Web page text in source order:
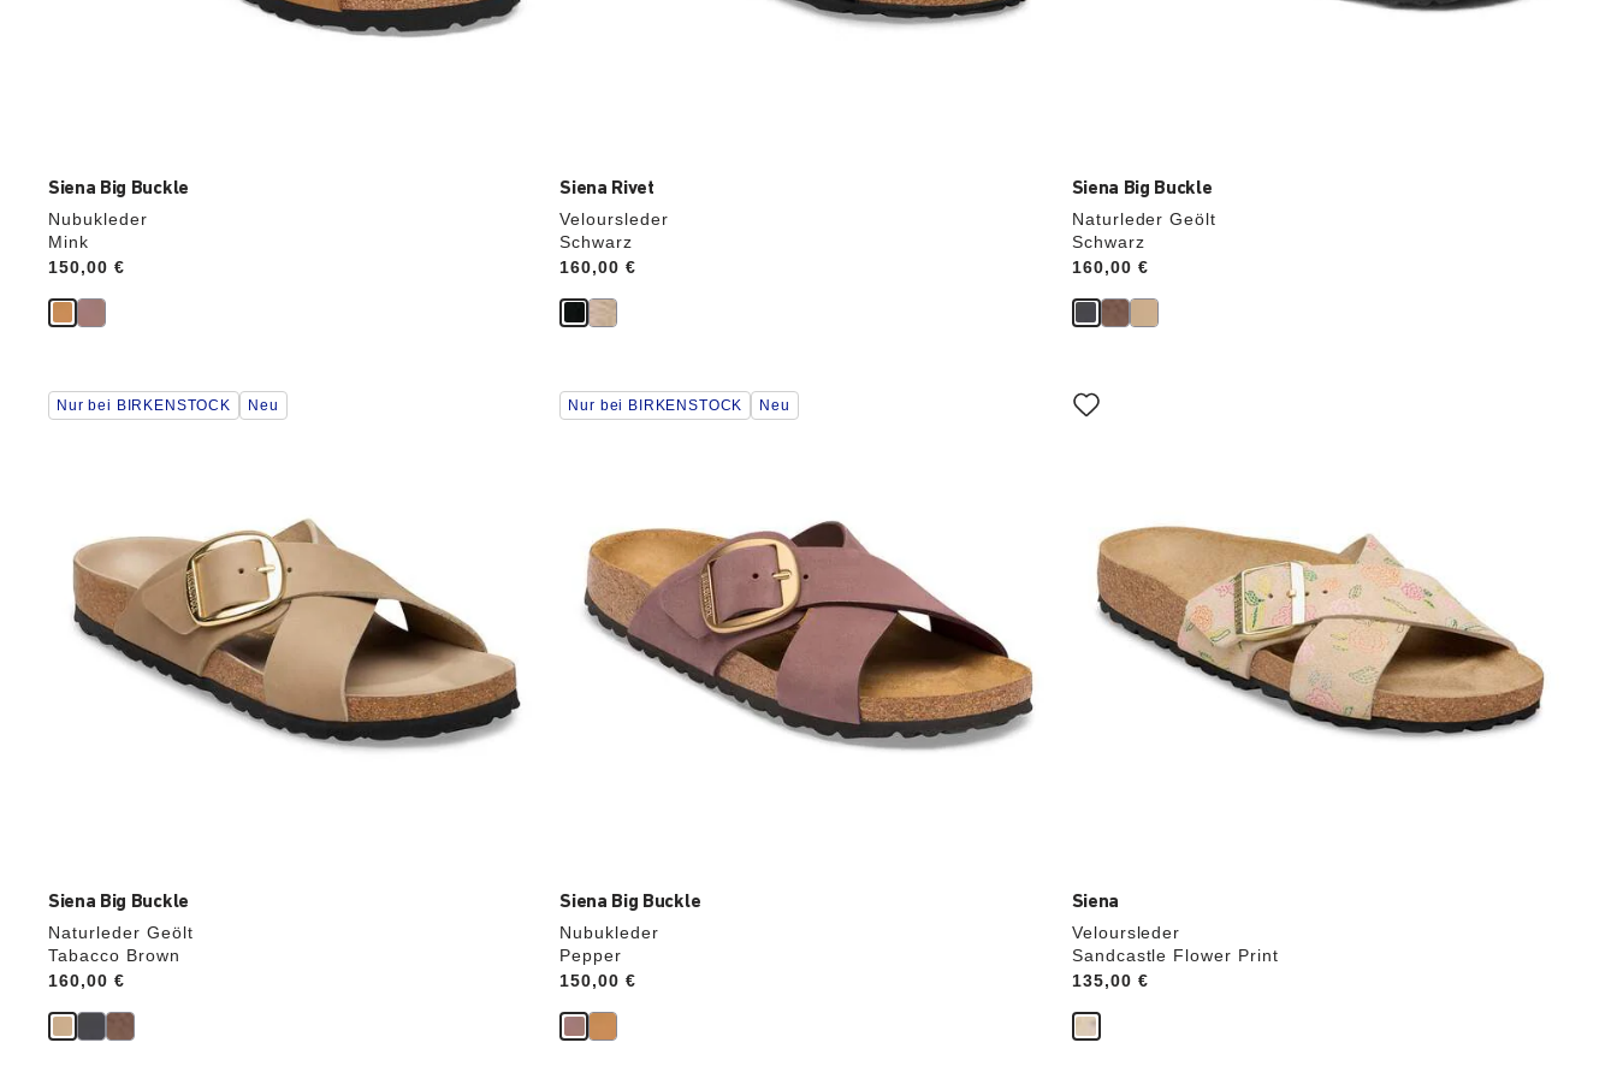
Siena Big Buckle
Nubukleder
Mink
Price:
150,00 €
Siena Rivet
Veloursleder
Schwarz
Price:
160,00 €
Siena Big Buckle
Naturleder Geölt
Schwarz
Price:
160,00 €
Siena Big Buckle
Naturleder Geölt
Tabacco Brown
Price:
160,00 €
Durch
Anklicken
aktualisiert.
Nur bei BIRKENSTOCK Neu
Siena Big Buckle
Nubukleder
Pepper
Price:
150,00 €
Durch
Anklicken
aktualisiert.
Nur bei BIRKENSTOCK Neu
Siena
Veloursleder
Sandcastle Flower Print
Price:
135,00 €
Durch
Anklicken
Produktbilder
aktualisiert.